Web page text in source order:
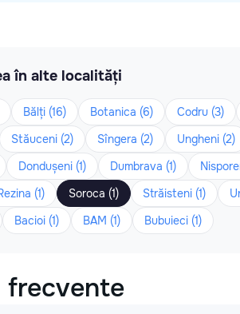
în alte localități
Bălți (16) Botanica (6) Codru (3)
Stăuceni (2) Sîngera (2) Ungheni (2)
Dondușeni (1) Dumbrava (1)
(1) Soroca (1) Străisteni (1)
Bacioi (1) BAM (1) Bubuieci (1)
frecvente